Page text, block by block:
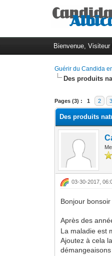
Bienvenue, Visiteur
Guérir du Candida
Des produits
Pages (3) : 1 2 3
Moyenne : 0
1
2
3
4
5
Des produits
03-30-2017,
Bonjour bonsoir
Après des
La maladie est
Ajoutez à cela